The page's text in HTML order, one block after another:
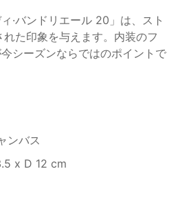
·バンドリエール 20」は、スト
れた印象を与えます。内装のフ
シーズンならではのポイントで
ンバス
x D 12 cm